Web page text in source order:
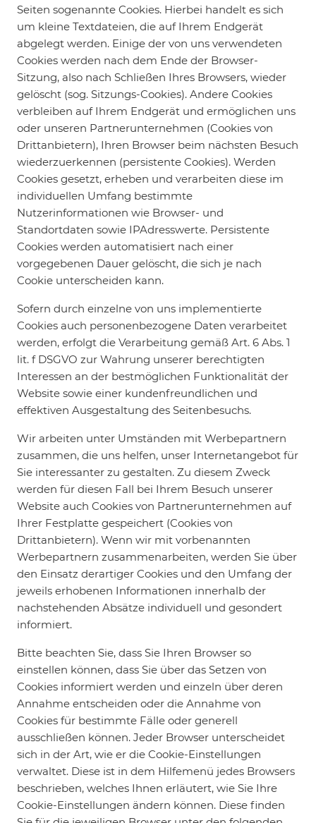
Seiten sogenannte Cookies. Hierbei handelt es sich
um kleine Textdateien, die auf Ihrem Endgerät
abgelegt werden. Einige der von uns verwendeten
Cookies werden nach dem Ende der Browser-
Sitzung, also nach Schließen Ihres Browsers, wieder
gelöscht (sog. Sitzungs-Cookies). Andere Cookies
verbleiben auf Ihrem Endgerät und ermöglichen uns
oder unseren Partnerunternehmen (Cookies von
Drittanbietern), Ihren Browser beim nächsten Besuch
wiederzuerkennen (persistente Cookies). Werden
Cookies gesetzt, erheben und verarbeiten diese im
individuellen Umfang bestimmte
Nutzerinformationen wie Browser- und
Standortdaten sowie IPAdresswerte. Persistente
Cookies werden automatisiert nach einer
vorgegebenen Dauer gelöscht, die sich je nach
Cookie unterscheiden kann.
Sofern durch einzelne von uns implementierte
Cookies auch personenbezogene Daten verarbeitet
werden, erfolgt die Verarbeitung gemäß Art. 6 Abs. 1
lit. f DSGVO zur Wahrung unserer berechtigten
Interessen an der bestmöglichen Funktionalität der
Website sowie einer kundenfreundlichen und
effektiven Ausgestaltung des Seitenbesuchs.
Wir arbeiten unter Umständen mit Werbepartnern
zusammen, die uns helfen, unser Internetangebot für
Sie interessanter zu gestalten. Zu diesem Zweck
werden für diesen Fall bei Ihrem Besuch unserer
Website auch Cookies von Partnerunternehmen auf
Ihrer Festplatte gespeichert (Cookies von
Drittanbietern). Wenn wir mit vorbenannten
Werbepartnern zusammenarbeiten, werden Sie über
den Einsatz derartiger Cookies und den Umfang der
jeweils erhobenen Informationen innerhalb der
nachstehenden Absätze individuell und gesondert
informiert.
Bitte beachten Sie, dass Sie Ihren Browser so
einstellen können, dass Sie über das Setzen von
Cookies informiert werden und einzeln über deren
Annahme entscheiden oder die Annahme von
Cookies für bestimmte Fälle oder generell
ausschließen können. Jeder Browser unterscheidet
sich in der Art, wie er die Cookie-Einstellungen
verwaltet. Diese ist in dem Hilfemenü jedes Browsers
beschrieben, welches Ihnen erläutert, wie Sie Ihre
Cookie-Einstellungen ändern können. Diese finden